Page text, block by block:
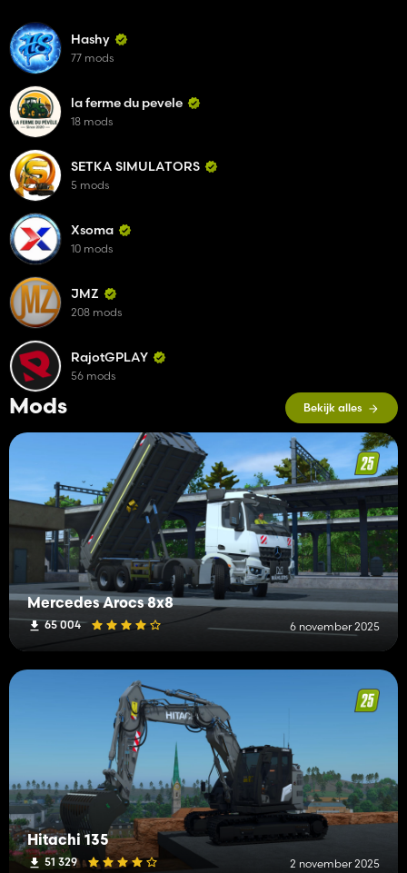
Mods Bekijk alles
Mercedes Arocs 8x8
65 004 6 november 2025
Hitachi 135
51 329 2 november 2025
Hashy
77 mods
la ferme du pevele
18 mods
SETKA SIMULATORS
5 mods
Xsoma
10 mods
JMZ
208 mods
RajotGPLAY
56 mods